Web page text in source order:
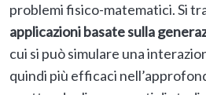
problemi fisico-matematici. Si
applicazioni basate sulla
cui si può simulare una
quindi più efficaci